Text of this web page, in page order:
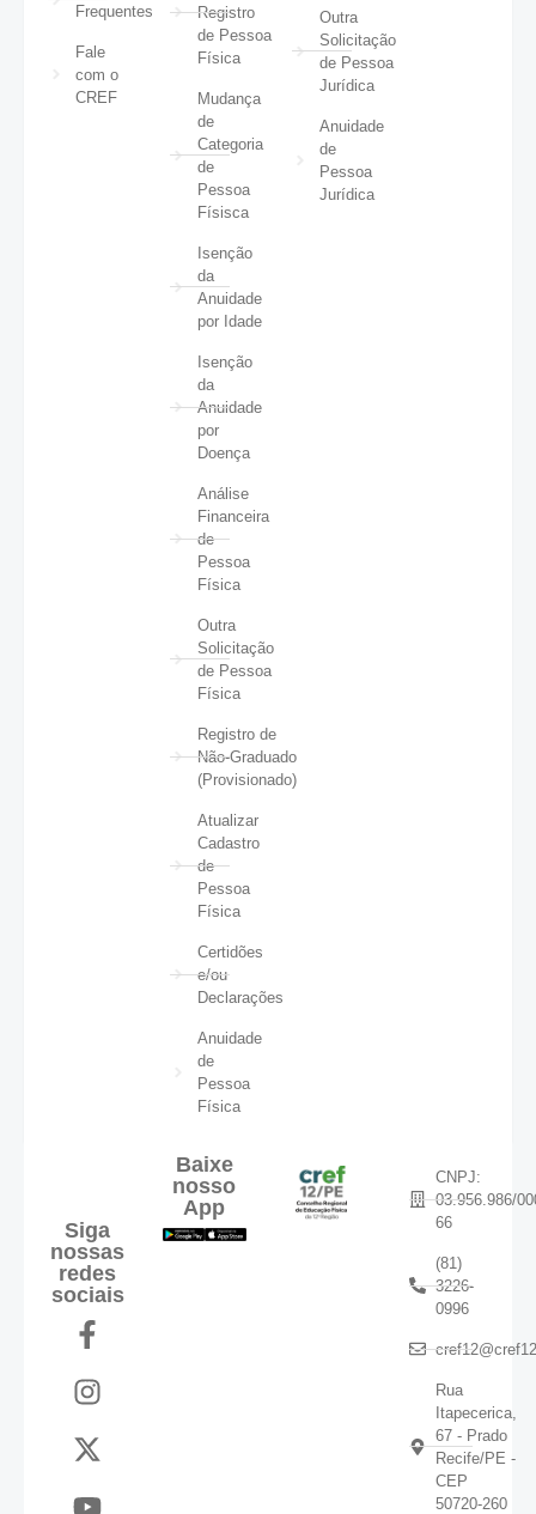
Frequentes
Fale
com o
CREF
Registro
de Pessoa
Física
Mudança
de
Categoria
de
Pessoa
Físisca
Isenção
da
Anuidade
por Idade
Isenção
da
Anuidade
por
Doença
Análise
Financeira
de
Pessoa
Física
Outra
Solicitação
de Pessoa
Física
Registro de
Não-Graduado
(Provisionado)
Atualizar
Cadastro
de
Pessoa
Física
Certidões
e/ou
Declarações
Anuidade
de
Pessoa
Física
Outra
Solicitação
de Pessoa
Jurídica
Anuidade
de
Pessoa
Jurídica
Siga
nossas
redes
sociais
Baixe
nosso
App
CNPJ:
03.956.986/
66
(81)
3226-
0996
Rua
Itapecerica,
67 - Prado
Recife/PE -
CEP
50720-260